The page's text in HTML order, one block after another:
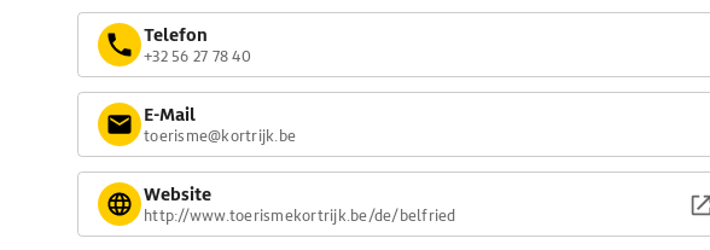
Telefon
+32 56 27 78 40
E-Mail
toerisme@kortrijk.be
Website
http://www.toerismekortrijk.be/de/belfried